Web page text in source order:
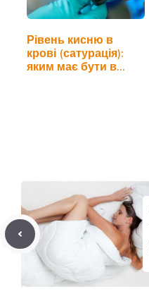
Рівень кисню в
крові (сатурація):
яким має бути в…